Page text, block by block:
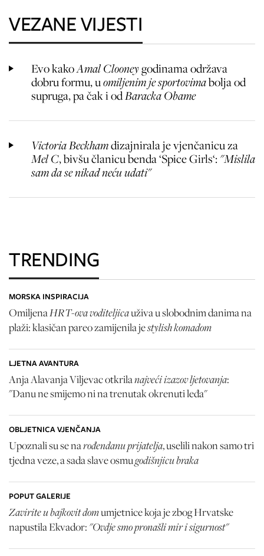
VEZANE VIJESTI
Evo kakoAmal Clooneygodinama održava
dobru formu, uomiljenim je sportovimabolja od
supruga, pa čak i odBaracka Obame
Victoria Beckhamdizajnirala je vjenčanicu za
Mel C, bivšu članicu benda ‘Spice Girls‘: "Mislila
sam da se nikad neću udati"
TRENDING
MORSKA INSPIRACIJA
OmiljenaHRT-ova voditeljicauživa u slobodnim danima na
plaži: klasičan pareo zamijenila jestylish komadom
LJETNA AVANTURA
Anja Alavanja Viljevac otkrilanajveći izazov ljetovanja:
"Danu ne smijemo ni na trenutak okrenuti leđa"
OBLJETNICA VJENČANJA
Upoznali su se narođendanu prijatelja, uselili nakon samo tri
tjedna veze, a sada slave osmugodišnjicu braka
POPUT GALERIJE
Zavirite u bajkovit domumjetnice koja je zbog Hrvatske
napustila Ekvador: "Ovdje smo pronašli mir i sigurnost"